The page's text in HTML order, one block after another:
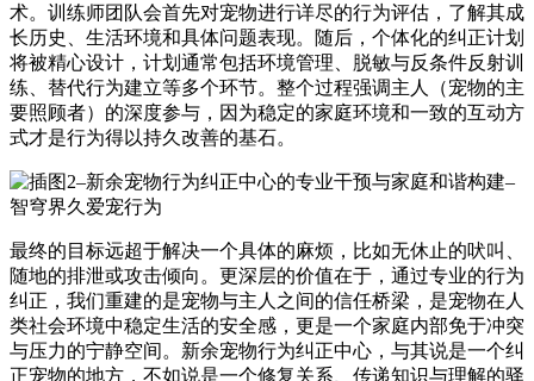
术。训练师团队会首先对宠物进行详尽的行为评估，了解其成
长历史、生活环境和具体问题表现。随后，个体化的纠正计划
将被精心设计，计划通常包括环境管理、脱敏与反条件反射训
练、替代行为建立等多个环节。整个过程强调主人（宠物的主
要照顾者）的深度参与，因为稳定的家庭环境和一致的互动方
式才是行为得以持久改善的基石。
最终的目标远超于解决一个具体的麻烦，比如无休止的吠叫、
随地的排泄或攻击倾向。更深层的价值在于，通过专业的行为
纠正，我们重建的是宠物与主人之间的信任桥梁，是宠物在人
类社会环境中稳定生活的安全感，更是一个家庭内部免于冲突
与压力的宁静空间。新余宠物行为纠正中心，与其说是一个纠
正宠物的地方，不如说是一个修复关系、传递知识与理解的驿